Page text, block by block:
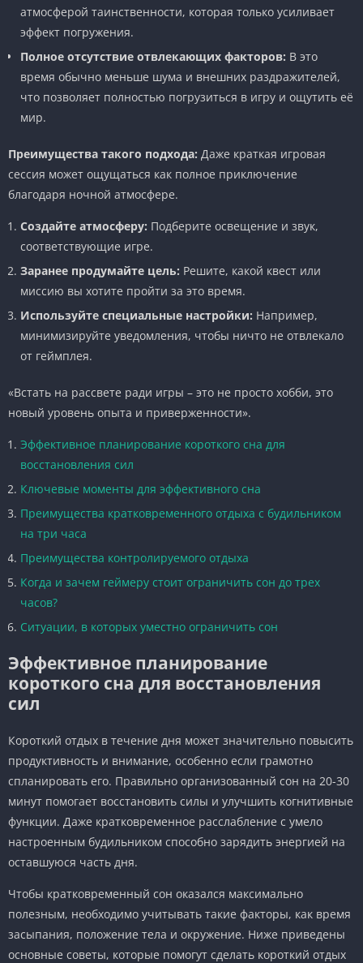
атмосферой таинственности, которая только усиливает
эффект погружения.
Полное отсутствие отвлекающих факторов: В это
время обычно меньше шума и внешних раздражителей,
что позволяет полностью погрузиться в игру и ощутить её
мир.
Преимущества такого подхода: Даже краткая игровая
сессия может ощущаться как полное приключение
благодаря ночной атмосфере.
Создайте атмосферу: Подберите освещение и звук,
соответствующие игре.
Заранее продумайте цель: Решите, какой квест или
миссию вы хотите пройти за это время.
Используйте специальные настройки: Например,
минимизируйте уведомления, чтобы ничто не отвлекало
от геймплея.
«Встать на рассвете ради игры – это не просто хобби, это
новый уровень опыта и приверженности».
Эффективное планирование короткого сна для
восстановления сил
Ключевые моменты для эффективного сна
Преимущества кратковременного отдыха с будильником
на три часа
Преимущества контролируемого отдыха
Когда и зачем геймеру стоит ограничить сон до трех
часов?
Ситуации, в которых уместно ограничить сон
Эффективное планирование
короткого сна для восстановления
сил
Короткий отдых в течение дня может значительно повысить
продуктивность и внимание, особенно если грамотно
спланировать его. Правильно организованный сон на 20-30
минут помогает восстановить силы и улучшить когнитивные
функции. Даже кратковременное расслабление с умело
настроенным будильником способно зарядить энергией на
оставшуюся часть дня.
Чтобы кратковременный сон оказался максимально
полезным, необходимо учитывать такие факторы, как время
засыпания, положение тела и окружение. Ниже приведены
основные советы, которые помогут сделать короткий отдых